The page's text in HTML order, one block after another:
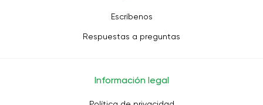
Escríbenos
Respuestas a preguntas
Información legal